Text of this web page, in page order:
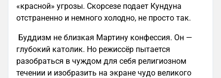
«красной» угрозы. Скорсезе подает Кундуна
отстраненно и немного холодно, не просто так.
Буддизм не близкая Мартину конфессия. Он —
глубокий католик. Но режиссёр пытается
разобраться в чуждом для себя религиозном
течении и изобразить на экране чудо великого